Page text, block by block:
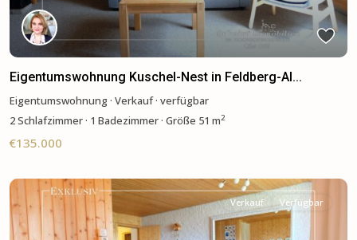
Eigentumswohnung Kuschel-Nest in Feldberg-Al...
Eigentumswohnung· Verkauf· verfügbar
2Schlafzimmer· 1 Badezimmer· Größe 51 m2
€135.000
Verkauf Verfügbar